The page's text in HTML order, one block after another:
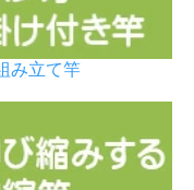
み立て竿